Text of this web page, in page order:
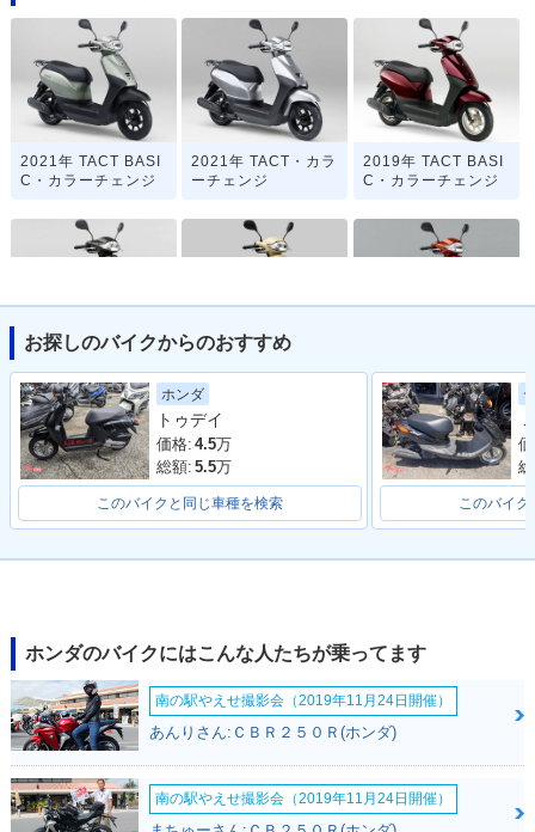
2021年 TACT BASI
C・カラーチェンジ
2021年 TACT・カラ
ーチェンジ
2019年 TACT BASI
C・カラーチェンジ
ーチェンジ
C Special
2018年 TACT
2016年 TACT BASI
2016年 TACT・カラ
2015年 TACT BASI
C
2015年 TACT・新登
場
1980年 TACT DEL
UXE セル付・新登場
お探しのバイクからのおすすめ
ホンダ
トゥデイ
価格: 4.5万
総額: 5.5万
このバイクと同じ車種を検索 このバイ
ホンダのバイクにはこんな人たちが乗ってます
南の駅やえせ撮影会（2019年11月24日開催）
あんりさん:ＣＢＲ２５０Ｒ(ホンダ)
南の駅やえせ撮影会（2019年11月24日開催）